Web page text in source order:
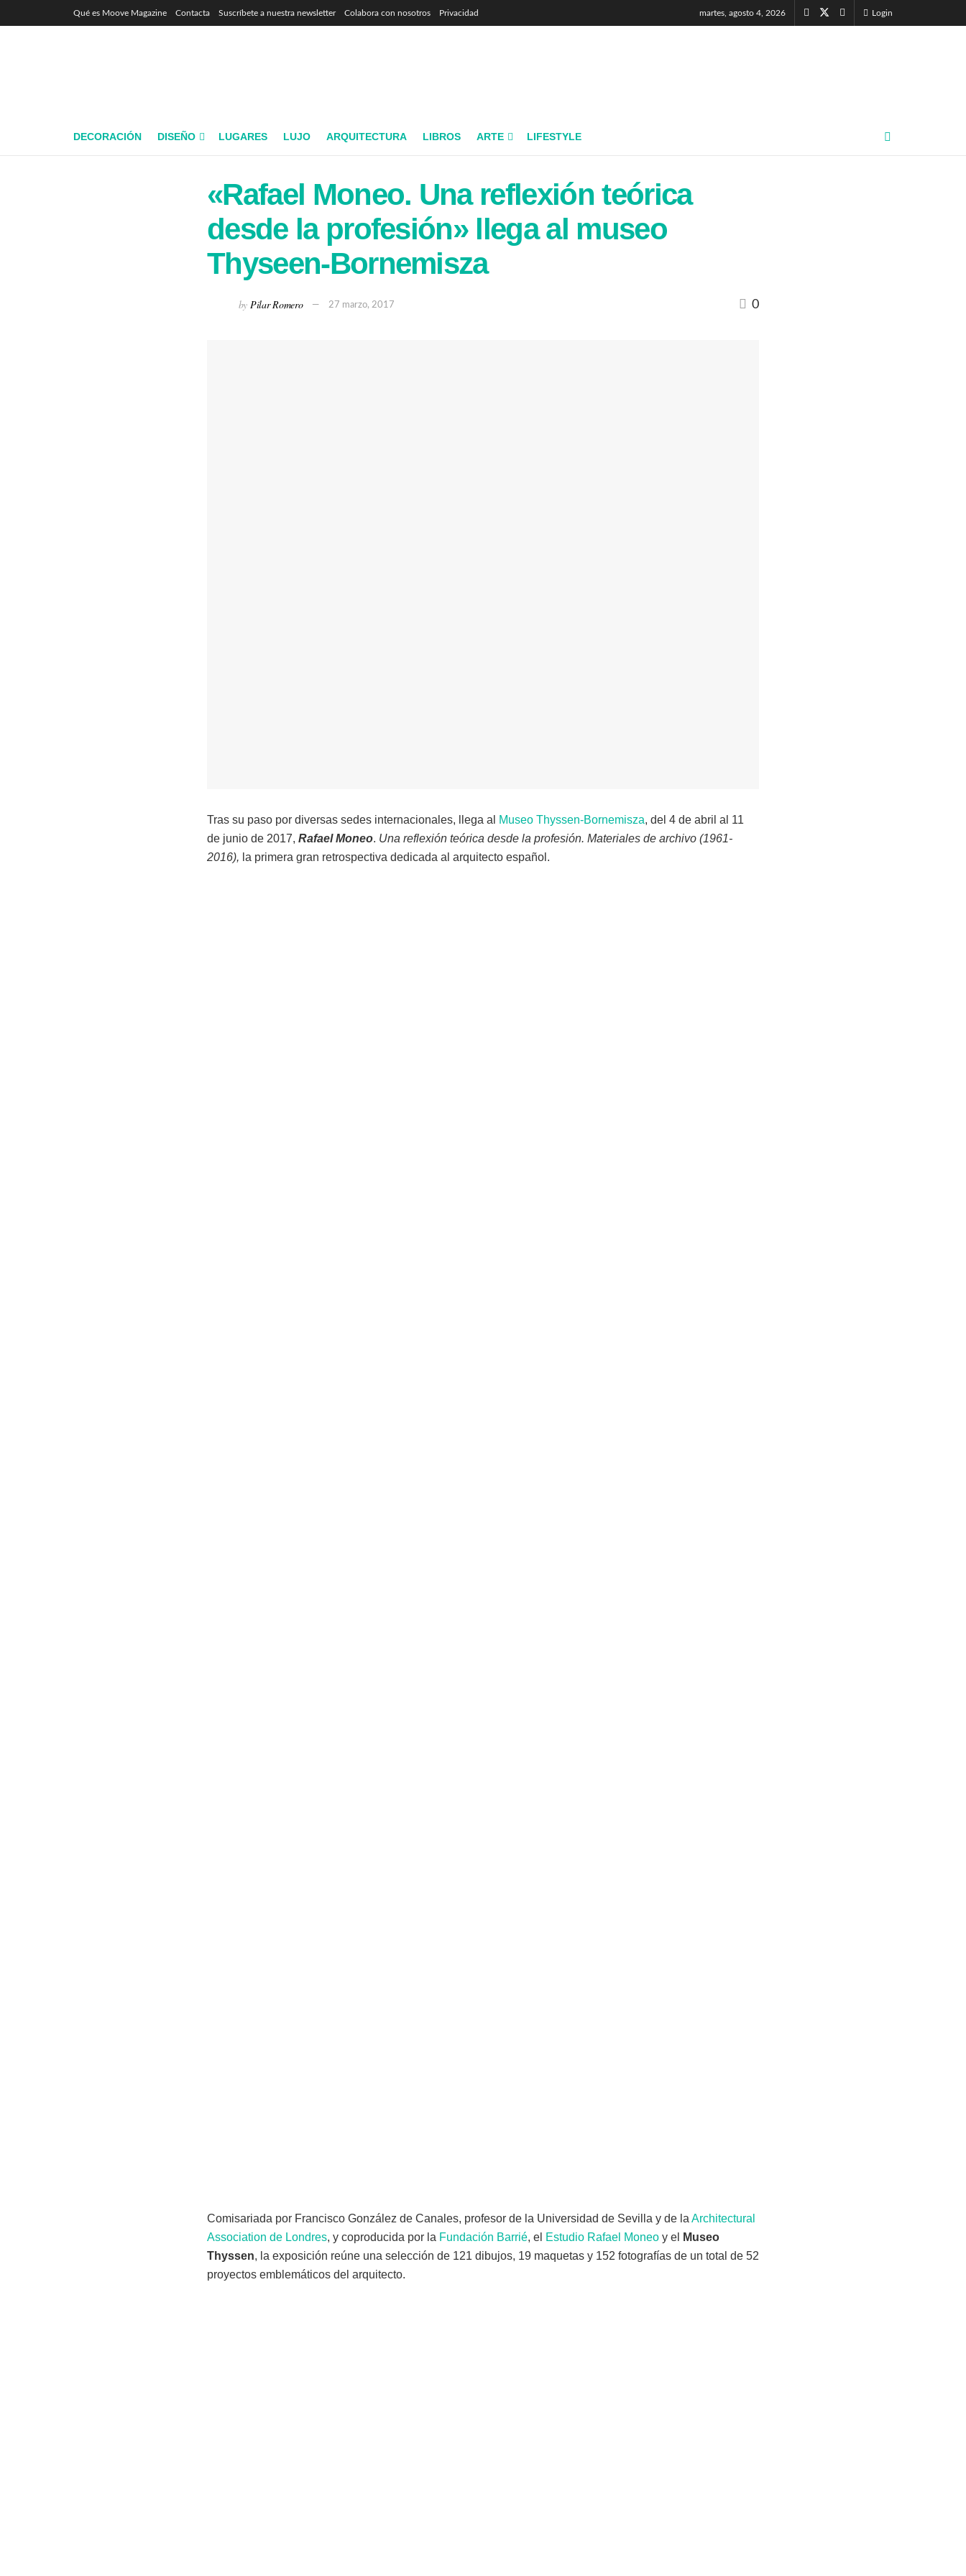
Qué es Moove Magazine Contacta Suscríbete a nuestra newsletter Colabora con nosotros Privacidad martes, agosto 4, 2026 Login
DECORACIÓN DISEÑO LUGARES LUJO ARQUITECTURA LIBROS ARTE LIFESTYLE
«Rafael Moneo. Una reflexión teórica
desde la profesión» llega al museo
Thyseen-Bornemisza
by Pilar Romero 27 marzo, 2017 0
Tras su paso por diversas sedes internacionales, llega al Museo Thyssen-Bornemisza, del 4 de abril al 11
de junio de 2017, Rafael Moneo. Una reflexión teórica desde la profesión. Materiales de archivo (1961-
2016), la primera gran retrospectiva dedicada al arquitecto español.
Comisariada por Francisco González de Canales, profesor de la Universidad de Sevilla y de la Architectural
Association de Londres, y coproducida por la Fundación Barrié, el Estudio Rafael Moneo y el
Museo
Thyssen, la exposición reúne una selección de 121 dibujos, 19 maquetas y 152 fotografías de un total de 52
proyectos emblemáticos del arquitecto.